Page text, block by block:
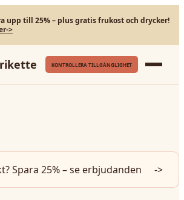
upp till 25% – plus gratis frukost och drycker!
->
KONTROLLERA TILLGÄNGLIGHET
Spara 25% – se erbjudanden ->